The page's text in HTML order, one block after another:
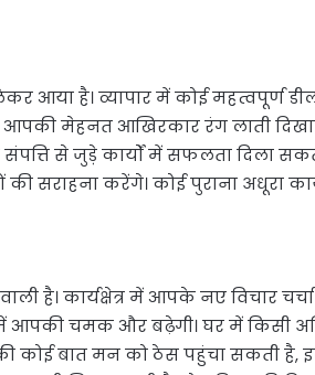
आया है। व्यापार में कोई महत्वपूर्ण
मेहनत आखिरकार रंग लाती
से जुड़े कार्यों में सफलता दिला
सराहना करेंगे। कोई पुराना अधूरा
है। कार्यक्षेत्र में आपके नए विचार
आपकी चमक और बढ़ेगी। घर में किसी
कोई बात मन को ठेस पहुंचा सकती है,